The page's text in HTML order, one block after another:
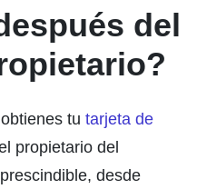
del
tu tarjeta de
propietario del
desde